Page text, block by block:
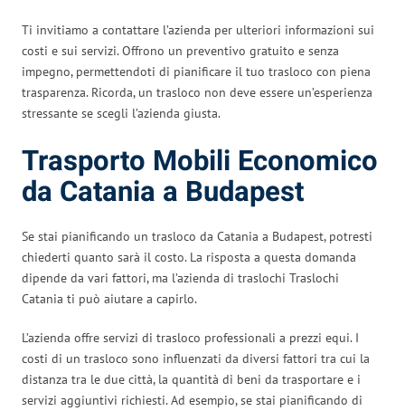
Ti invitiamo a contattare l’azienda per ulteriori informazioni sui
costi e sui servizi. Offrono un preventivo gratuito e senza
impegno, permettendoti di pianificare il tuo trasloco con piena
trasparenza. Ricorda, un trasloco non deve essere un’esperienza
stressante se scegli l’azienda giusta.
Trasporto Mobili Economico
da Catania a Budapest
Se stai pianificando un trasloco da Catania a Budapest, potresti
chiederti quanto sarà il costo. La risposta a questa domanda
dipende da vari fattori, ma l’azienda di traslochi Traslochi
Catania ti può aiutare a capirlo.
L’azienda offre servizi di trasloco professionali a prezzi equi. I
costi di un trasloco sono influenzati da diversi fattori tra cui la
distanza tra le due città, la quantità di beni da trasportare e i
servizi aggiuntivi richiesti. Ad esempio, se stai pianificando di